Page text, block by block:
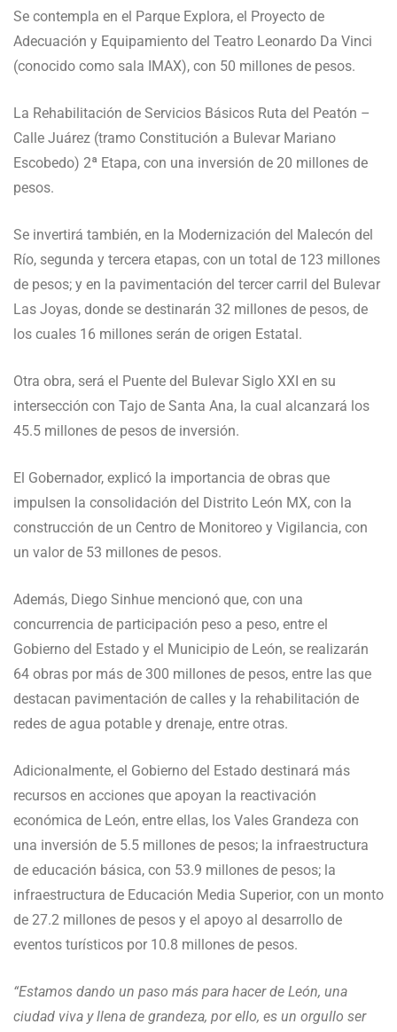
Se contempla en el Parque Explora, el Proyecto de
Adecuación y Equipamiento del Teatro Leonardo Da Vinci
(conocido como sala IMAX), con 50 millones de pesos.
La Rehabilitación de Servicios Básicos Ruta del Peatón –
Calle Juárez (tramo Constitución a Bulevar Mariano
Escobedo) 2ª Etapa, con una inversión de 20 millones de
pesos.
Se invertirá también, en la Modernización del Malecón del
Río, segunda y tercera etapas, con un total de 123 millones
de pesos; y en la pavimentación del tercer carril del Bulevar
Las Joyas, donde se destinarán 32 millones de pesos, de
los cuales 16 millones serán de origen Estatal.
Otra obra, será el Puente del Bulevar Siglo XXI en su
intersección con Tajo de Santa Ana, la cual alcanzará los
45.5 millones de pesos de inversión.
El Gobernador, explicó la importancia de obras que
impulsen la consolidación del Distrito León MX, con la
construcción de un Centro de Monitoreo y Vigilancia, con
un valor de 53 millones de pesos.
Además, Diego Sinhue mencionó que, con una
concurrencia de participación peso a peso, entre el
Gobierno del Estado y el Municipio de León, se realizarán
64 obras por más de 300 millones de pesos, entre las que
destacan pavimentación de calles y la rehabilitación de
redes de agua potable y drenaje, entre otras.
Adicionalmente, el Gobierno del Estado destinará más
recursos en acciones que apoyan la reactivación
económica de León, entre ellas, los Vales Grandeza con
una inversión de 5.5 millones de pesos; la infraestructura
de educación básica, con 53.9 millones de pesos; la
infraestructura de Educación Media Superior, con un monto
de 27.2 millones de pesos y el apoyo al desarrollo de
eventos turísticos por 10.8 millones de pesos.
“Estamos dando un paso más para hacer de León, una
ciudad viva y llena de grandeza, por ello, es un orgullo ser